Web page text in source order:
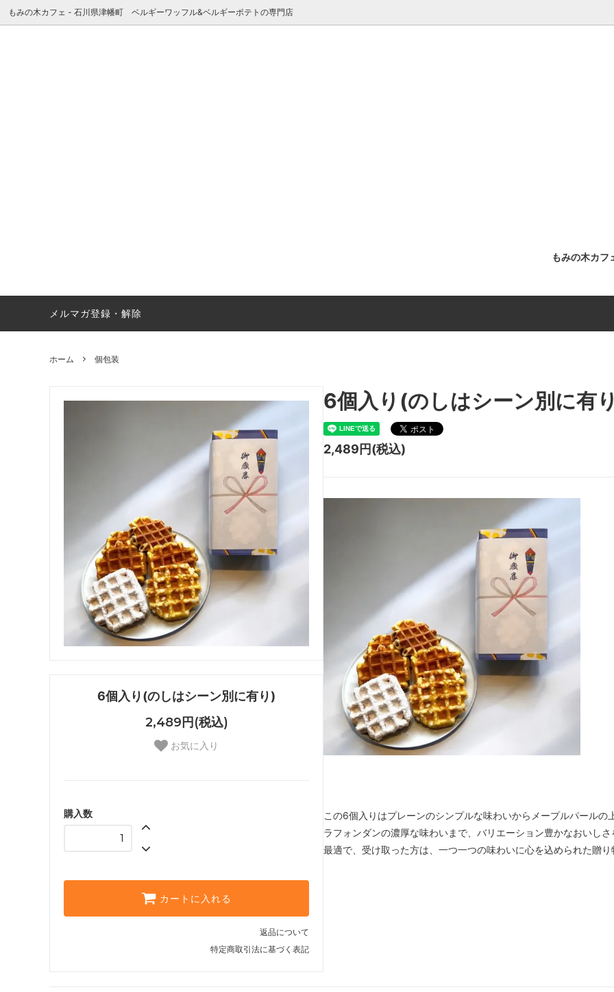
もみの木カフェ - 石川県津幡町 ベルギーワッフル&ベルギーポテトの専門店
もみの木カフ
メルマガ登録・解除
ホーム 個包装
6個入り(のしはシーン別に有
2,489円(税込)
この6個入りはプレーンのシンプルな味わいからメープルパール
ラフォンダンの濃厚な味わいまで、バリエーション豊かなおいし
最適で、受け取った方は、一つ一つの味わいに心を込められた贈
6個入り(のしはシーン別に有り)
2,489円(税込)
お気に入り
購入数
カートに入れる
返品について
特定商取引法に基づく表記